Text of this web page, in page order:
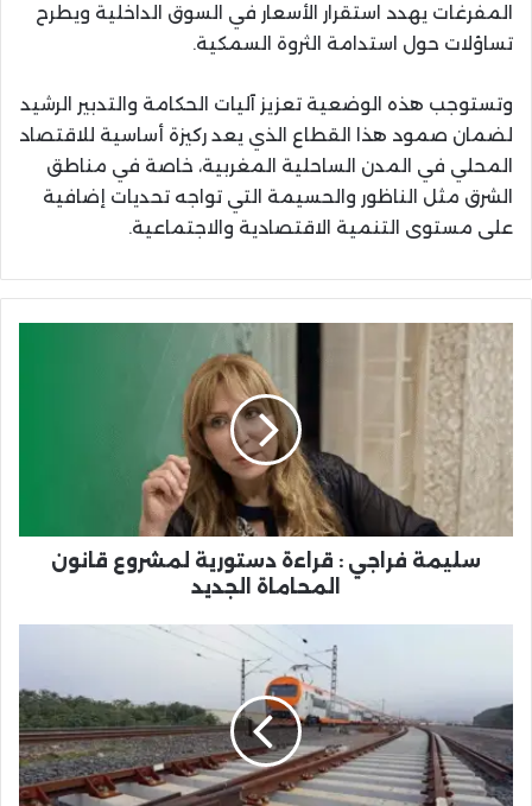
المفرغات يهدد استقرار الأسعار في السوق الداخلية ويطرح
تساؤلات حول استدامة الثروة السمكية.
وتستوجب هذه الوضعية تعزيز آليات الحكامة والتدبير الرشيد
لضمان صمود هذا القطاع الذي يعد ركيزة أساسية للاقتصاد
المحلي في المدن الساحلية المغربية، خاصة في مناطق
الشرق مثل الناظور والحسيمة التي تواجه تحديات إضافية
على مستوى التنمية الاقتصادية والاجتماعية.
سليمة
فراجي
:
دستورية
لمشروع
قانون
المحاماة
الجديد
سليمة فراجي : قراءة دستورية لمشروع قانون
المحاماة الجديد
ودولية
تتنافس
على
تنفيذ